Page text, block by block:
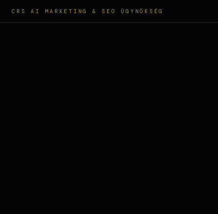
CRS AI MARKETING & SEO ÜGYNÖKSÉG